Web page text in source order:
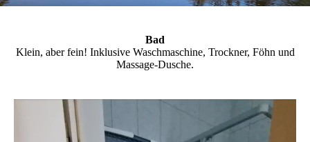
Bad
Klein, aber fein! Inklusive Waschmaschine, Trockner, Föhn und
Massage-Dusche.